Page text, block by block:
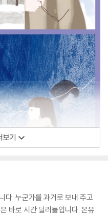
보기
다. 누군가를 과거로 보내 주고
바로 시간 딜러들입니다. 온유